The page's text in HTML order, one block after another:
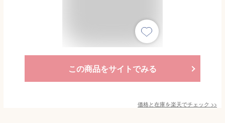
この商品をサイトでみる
価格と在庫を楽天でチェック >>